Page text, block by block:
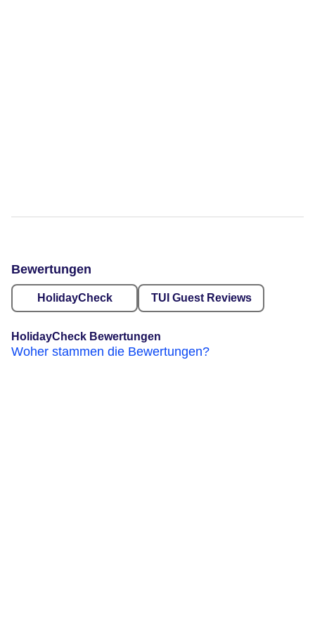
Bewertungen
HolidayCheck TUI Guest Reviews
HolidayCheck Bewertungen
Woher stammen die Bewertungen?